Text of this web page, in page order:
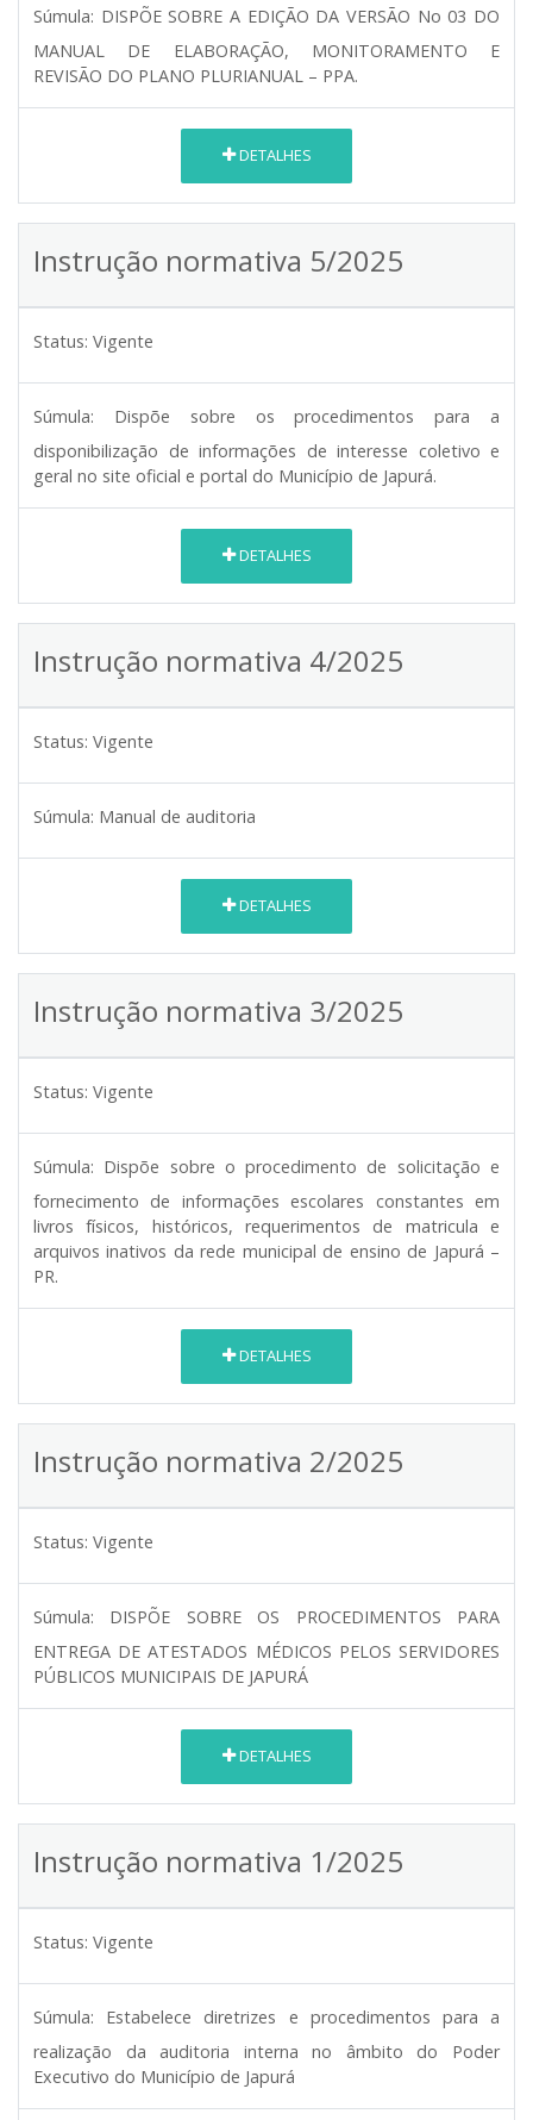
Súmula: DISPÕE SOBRE A EDIÇÃO DA VERSÃO No 03 DO
MANUAL DE ELABORAÇÃO, MONITORAMENTO E
REVISÃO DO PLANO PLURIANUAL – PPA.
DETALHES
Instrução normativa 5/2025
Status: Vigente
Súmula:
Dispõe sobre os procedimentos para a
disponibilização de informações de interesse coletivo e
geral no site oficial e portal do Município de Japurá.
DETALHES
Instrução normativa 4/2025
Status: Vigente
Súmula: Manual de auditoria
DETALHES
Instrução normativa 3/2025
Status: Vigente
Súmula: Dispõe sobre o procedimento de solicitação e
fornecimento de informações escolares constantes em
livros físicos, históricos, requerimentos de matricula e
arquivos inativos da rede municipal de ensino de Japurá –
PR.
DETALHES
Instrução normativa 2/2025
Status: Vigente
Súmula:
DISPÕE SOBRE OS PROCEDIMENTOS PARA
ENTREGA DE ATESTADOS MÉDICOS PELOS SERVIDORES
PÚBLICOS MUNICIPAIS DE JAPURÁ
DETALHES
Instrução normativa 1/2025
Status: Vigente
Súmula:
Estabelece diretrizes e procedimentos para a
realização da auditoria interna no âmbito do Poder
Executivo do Município de Japurá